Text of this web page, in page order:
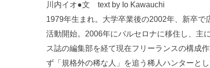
川内イオ●文 text by Io Kawauchi
1979年生まれ。大学卒業後の2002年、新卒
活動開始。2006年にバルセロナに移住し、主
ス誌の編集部を経て現在フリーランスの構成
ず「規格外の稀な人」を追う稀人ハンターと